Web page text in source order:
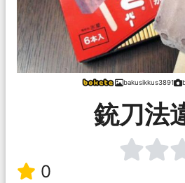
bakusikkus3891
銃刀法
0